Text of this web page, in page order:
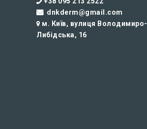
dnkderm@gmail.com
м. Київ, вулиця Володимиро-
Либідська, 16